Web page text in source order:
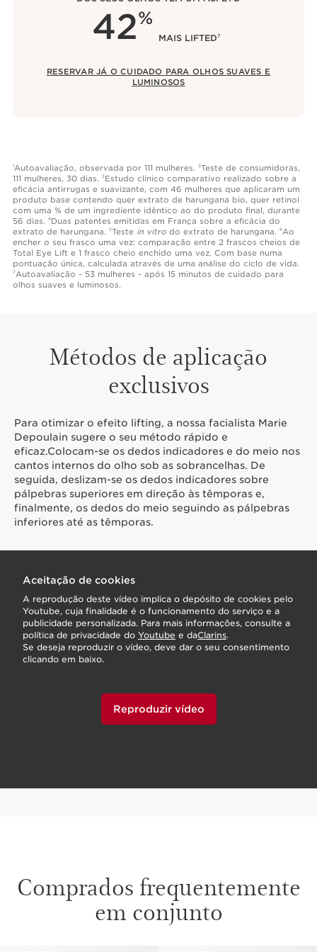
42%
MAIS LIFTED7
RESERVAR JÁ O CUIDADO PARA OLHOS SUAVES E
LUMINOSOS
1Autoavaliação, observada por 111 mulheres. 2Teste de consumidoras,
111 mulheres, 30 dias.
3Estudo clínico comparativo realizado sobre a
eficácia antirrugas e suavizante, com 46 mulheres que aplicaram um
produto base contendo quer extrato de harungana bio, quer retinol
com uma % de um ingrediente idêntico ao do produto final, durante
56 dias.
4Duas patentes emitidas em França sobre a eficácia do
extrato de harungana.
5Teste in vitrodo extrato de harungana. 6Ao
encher o seu frasco uma vez: comparação entre 2 frascos cheios de
Total Eye Lift e 1 frasco cheio enchido uma vez. Com base numa
pontuação única, calculada através de uma análise do ciclo de vida.
7Autoavaliação - 53 mulheres - após 15 minutos de cuidado para
olhos suaves e luminosos.
Métodos de aplicação
exclusivos
Para otimizar o efeito lifting, a nossa facialista Marie
Depoulain sugere o seu método rápido e
eficaz.Colocam-se os dedos indicadores e do meio nos
cantos internos do olho sob as sobrancelhas. De
seguida, deslizam-se os dedos indicadores sobre
pálpebras superiores em direção às têmporas e,
finalmente, os dedos do meio seguindo as pálpebras
inferiores até as têmporas.
Aceitação de cookies
A reprodução deste vídeo implica o depósito de cookies pelo
Youtube, cuja finalidade é o funcionamento do serviço e a
publicidade personalizada. Para mais informações, consulte a
política de privacidade do Youtube e daClarins.
Se deseja reproduzir o vídeo, deve dar o seu consentimento
clicando em baixo.
Reproduzir vídeo
Comprados frequentemente
em conjunto